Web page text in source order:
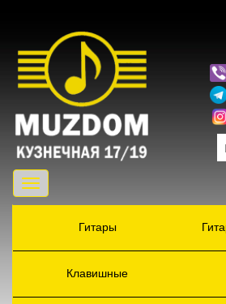
Toggle
navigation
Гитары
Клавишные